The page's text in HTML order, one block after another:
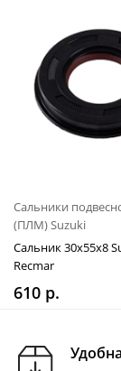
Сальники
(ПЛМ) Suzuki
Сальник 30х55х8
Recmar
610 р.